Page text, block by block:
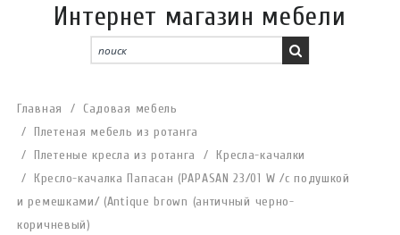
Интернет магазин мебели
Главная
Садовая мебель
Плетеная мебель из ротанга
Плетеные кресла из ротанга
Кресла-качалки
Кресло-качалка Папасан (PAPASAN 23/01 W /с подушкой
и ремешками/ (Antique brown (античный черно-
коричневый)